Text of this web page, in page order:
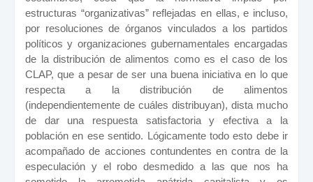
estructuras “organizativas” reflejadas en ellas, e incluso,
por resoluciones de órganos vinculados a los partidos
políticos y organizaciones gubernamentales encargadas
de la distribución de alimentos como es el caso de los
CLAP, que a pesar de ser una buena iniciativa en lo que
respecta a la distribución de alimentos
(independientemente de cuáles distribuyan), dista mucho
de dar una respuesta satisfactoria y efectiva a la
población en ese sentido. Lógicamente todo esto debe ir
acompañado de acciones contundentes en contra de la
especulación y el robo desmedido a las que nos ha